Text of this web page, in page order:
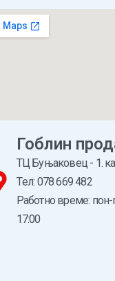
Гоблин
ТЦ Буњаковец - 1.
Tел: 078 669 482
Работно време: пон-
17:00